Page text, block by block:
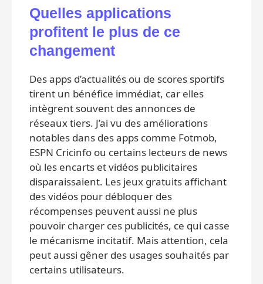
Quelles applications
profitent le plus de ce
changement
Des apps d’actualités ou de scores sportifs
tirent un bénéfice immédiat, car elles
intègrent souvent des annonces de
réseaux tiers. J’ai vu des améliorations
notables dans des apps comme Fotmob,
ESPN Cricinfo ou certains lecteurs de news
où les encarts et vidéos publicitaires
disparaissaient. Les jeux gratuits affichant
des vidéos pour débloquer des
récompenses peuvent aussi ne plus
pouvoir charger ces publicités, ce qui casse
le mécanisme incitatif. Mais attention, cela
peut aussi gêner des usages souhaités par
certains utilisateurs.